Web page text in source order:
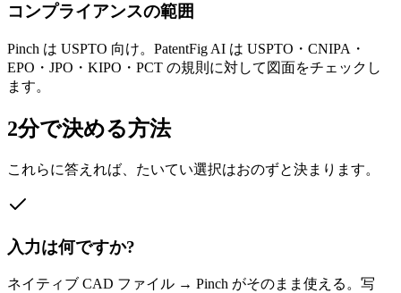
コンプライアンスの範囲
Pinch は USPTO 向け。PatentFig AI は USPTO・CNIPA・
EPO・JPO・KIPO・PCT の規則に対して図面をチェックし
ます。
2分で決める方法
これらに答えれば、たいてい選択はおのずと決まります。
入力は何ですか?
ネイティブ CAD ファイル → Pinch がそのまま使える。写